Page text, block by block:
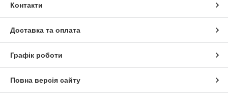
Контакти
Доставка та оплата
Графік роботи
Повна версія сайту